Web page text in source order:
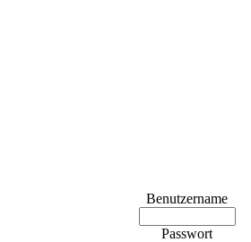
Benutzername
Passwort